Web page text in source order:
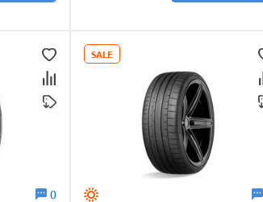
0
SALE